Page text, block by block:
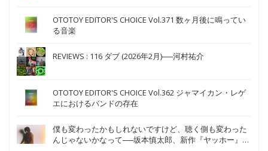
OTOTOY EDITOR'S CHOICE Vol.371 数ヶ月後に鳴ってい
る音楽
REVIEWS : 116 ダブ (2026年2月)──河村祐介
OTOTOY EDITOR'S CHOICE Vol.362 ジャマイカン・レゲ
エにおけるバンドの存在
僕も変わったかもしれないですけど、聴く側も変わった
んじゃないかなって──坂本慎太郎、新作『ヤッホー』